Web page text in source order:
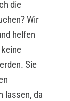
die
Wir
helfen
Sie
lassen, da